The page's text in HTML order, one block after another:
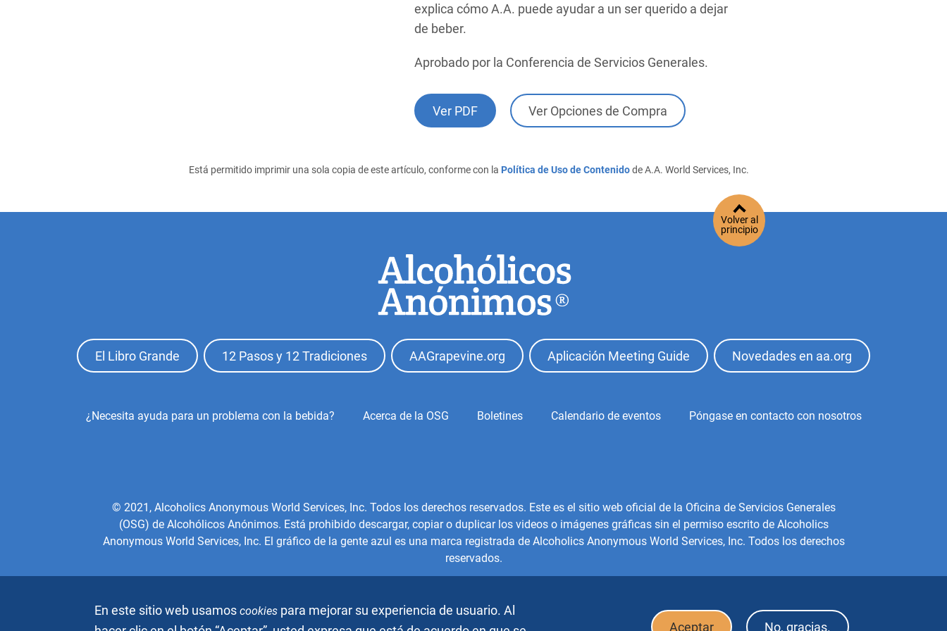
explica cómo A.A. puede ayudar a un ser querido a dejar
de beber.
Aprobado por la Conferencia de Servicios Generales.
Ver PDF Ver Opciones de Compra
Está permitido imprimir una sola copia de este artículo, conforme con la Política de Uso de Contenidode A.A. World Services, Inc.
Volver al
principio
Footer
Top
Menu
El Libro Grande 12 Pasos y 12 Tradiciones AAGrapevine.org Aplicación Meeting Guide Novedades en aa.org
Footer
¿Necesita ayuda para un problema con la bebida? Acerca de la OSG Boletines Calendario de eventos Póngase en contacto con nosotros
© 2021, Alcoholics Anonymous World Services, Inc. Todos los derechos reservados. Este es el sitio web oficial de la Oficina de Servicios Generales
(OSG) de Alcohólicos Anónimos. Está prohibido descargar, copiar o duplicar los videos o imágenes gráficas sin el permiso escrito de Alcoholics
Anonymous World Services, Inc. El gráfico de la gente azul es una marca registrada de Alcoholics Anonymous World Services, Inc. Todos los derechos
reservados.
En este sitio web usamoscookies para mejorar su experiencia de usuario. Al
Aceptar No, gracias.